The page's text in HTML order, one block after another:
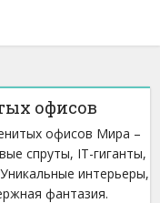
офисов
офисов Мира –
спруты, IT-гиганты,
интерьеры,
фантазия.